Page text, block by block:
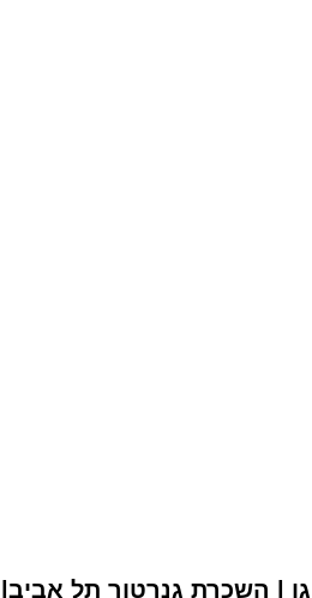
| השכרת גנרטור תל אביב|